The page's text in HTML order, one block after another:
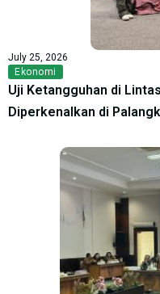
July 25, 2026
Ekonomi
Uji Ketangguhan di
Diperkenalkan di